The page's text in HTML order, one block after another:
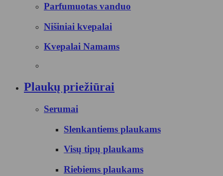
Parfumuotas vanduo
Nišiniai kvepalai
Kvepalai Namams
Plaukų priežiūrai
Serumai
Slenkantiems plaukams
Visų tipų plaukams
Riebiems plaukams